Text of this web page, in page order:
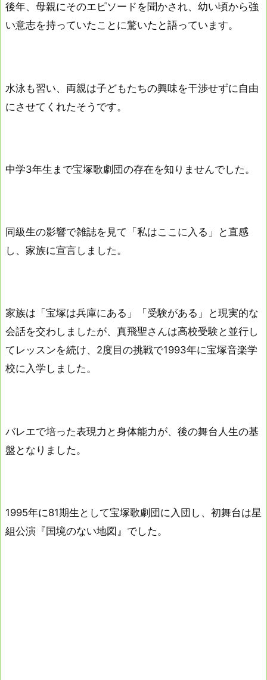
後年、母親にそのエピソードを聞かされ、幼い頃から強
い意志を持っていたことに驚いたと語っています。
水泳も習い、両親は子どもたちの興味を干渉せずに自由
にさせてくれたそうです。
中学3年生まで宝塚歌劇団の存在を知りませんでした。
同級生の影響で雑誌を見て「私はここに入る」と直感
し、家族に宣言しました。
家族は「宝塚は兵庫にある」「受験がある」と現実的な
会話を交わしましたが、真飛聖さんは高校受験と並行し
てレッスンを続け、2度目の挑戦で1993年に宝塚音楽学
校に入学しました。
バレエで培った表現力と身体能力が、後の舞台人生の基
盤となりました。
1995年に81期生として宝塚歌劇団に入団し、初舞台は星
組公演『国境のない地図』でした。